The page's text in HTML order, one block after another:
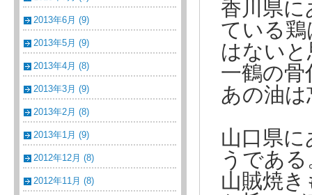
2013年6月 (9)
2013年5月 (9)
2013年4月 (8)
2013年3月 (9)
2013年2月 (8)
2013年1月 (9)
2012年12月 (8)
2012年11月 (8)
香川県に
ている
はない
一鶴の
あの油
山口県
うである
山賊焼